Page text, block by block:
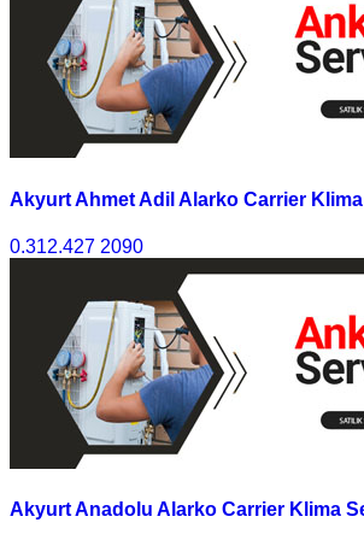
Akyurt Ahmet Adil Alarko Carrier
0.312.427 2090
Akyurt Anadolu Alarko Carrier Klima